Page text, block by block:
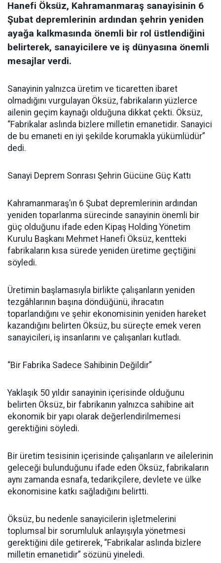
Hanefi Öksüz, Kahramanmaraş sanayisinin 6
Şubat depremlerinin ardından şehrin yeniden
ayağa kalkmasında önemli bir rol üstlendiğini
belirterek, sanayicilere ve iş dünyasına önemli
mesajlar verdi.
Sanayinin yalnızca üretim ve ticaretten ibaret
olmadığını vurgulayan Öksüz, fabrikaların yüzlerce
ailenin geçim kaynağı olduğuna dikkat çekti. Öksüz,
“Fabrikalar aslında bizlere milletin emanetidir. Sanayici
de bu emaneti en iyi şekilde korumakla yükümlüdür”
dedi.
Sanayi Deprem Sonrası Şehrin Gücüne Güç Kattı
Kahramanmaraş’ın 6 Şubat depremlerinin ardından
yeniden toparlanma sürecinde sanayinin önemli bir
güç olduğunu ifade eden Kipaş Holding Yönetim
Kurulu Başkanı Mehmet Hanefi Öksüz, kentteki
fabrikaların kısa sürede yeniden üretime geçtiğini
söyledi.
Üretimin başlamasıyla birlikte çalışanların yeniden
tezgâhlarının başına döndüğünü, ihracatın
toparlandığını ve şehir ekonomisinin yeniden hareket
kazandığını belirten Öksüz, bu süreçte emek veren
sanayicileri, iş insanlarını ve çalışanları kutladı.
“Bir Fabrika Sadece Sahibinin Değildir”
Yaklaşık 50 yıldır sanayinin içerisinde olduğunu
belirten Öksüz, bir fabrikanın yalnızca sahibine ait
ekonomik bir yapı olarak değerlendirilmemesi
gerektiğini söyledi.
Bir üretim tesisinin içerisinde çalışanların ve ailelerinin
geleceği bulunduğunu ifade eden Öksüz, fabrikaların
aynı zamanda esnafa, tedarikçilere, devlete ve ülke
ekonomisine katkı sağladığını belirtti.
Öksüz, bu nedenle sanayicilerin işletmelerini
toplumsal bir sorumluluk anlayışıyla yönetmesi
gerektiğini dile getirerek, “Fabrikalar aslında bizlere
milletin emanetidir” sözünü yineledi.